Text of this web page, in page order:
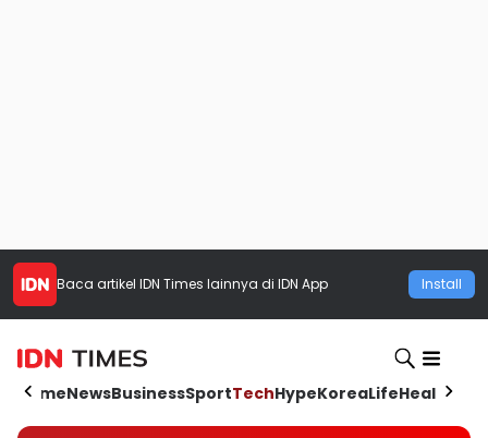
Baca artikel IDN Times lainnya di IDN App Install
HomeNewsBusinessSportTechHypeKoreaLifeHealth